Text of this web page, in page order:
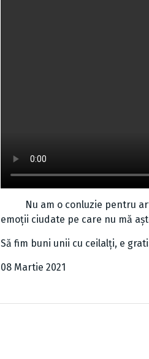
Nu am o conluzie pentru
emoții ciudate pe care nu mă
Să fim buni unii cu ceilalți, e
08 Martie 2021